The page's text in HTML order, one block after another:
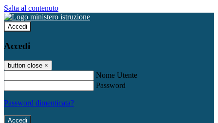
Salta al contenuto
Accedi
Accedi
button close ×
Nome Utente
Password
Password dimenticata?